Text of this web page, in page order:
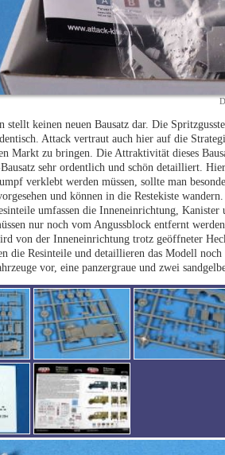
stellt keinen neuen Bausatz dar. Die
Attack vertraut auch hier auf die
Markt zu bringen. Die Attraktivität dieses
sehr ordentlich und schön detailliert.
verklebt werden müssen, sollte man
und können in die Restekiste
umfassen die Inneneinrichtung,
nur noch vom Angussblock entfernt
von der Inneneinrichtung trotz geöffneter
die Resinteile und detaillieren das Modell
vor, eine panzergraue und zwei